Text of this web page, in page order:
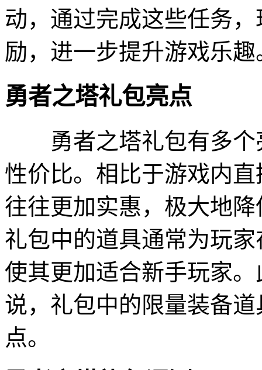
动，通过完成这些任务
励，进一步提升游戏乐趣
勇者之塔礼包亮点
勇者之塔礼包有多个
性价比。相比于游戏内
往往更加实惠，极大地
礼包中的道具通常为玩
使其更加适合新手玩家
说，礼包中的限量装备
点。